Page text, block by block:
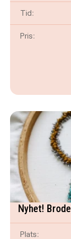
Tid:
Pris:
Nyhet!
Plats: